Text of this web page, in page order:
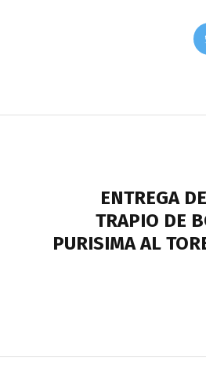
ENTREGA
TRAPIO DE
PURISIMA AL